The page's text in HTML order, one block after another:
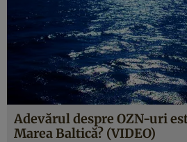
Adevărul despre OZN-uri
Marea Baltică? (VIDEO)